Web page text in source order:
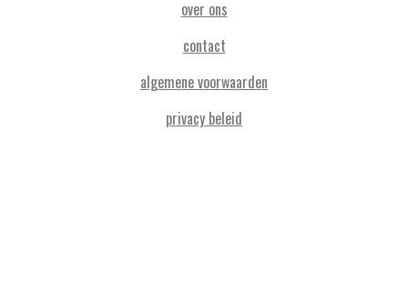
over ons
contact
algemene voorwaarden
privacy beleid